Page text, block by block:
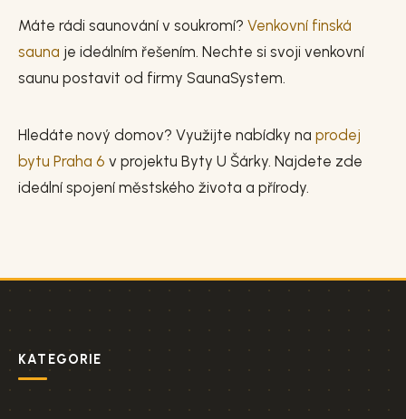
Máte rádi saunování v soukromí? Venkovní finská
sauna je ideálním řešením. Nechte si svoji venkovní
saunu postavit od firmy SaunaSystem.
Hledáte nový domov? Využijte nabídky na prodej
bytu Praha 6 v projektu Byty U Šárky. Najdete zde
ideální spojení městského života a přírody.
KATEGORIE